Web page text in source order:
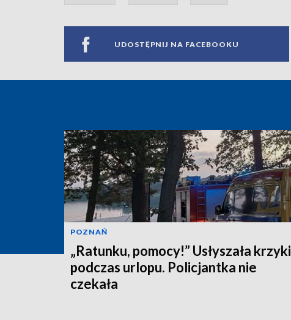
UDOSTĘPNIJ NA FACEBOOKU
POZNAŃ
„Ratunku, pomocy!” Usłyszała krzyki
podczas urlopu. Policjantka nie
czekała